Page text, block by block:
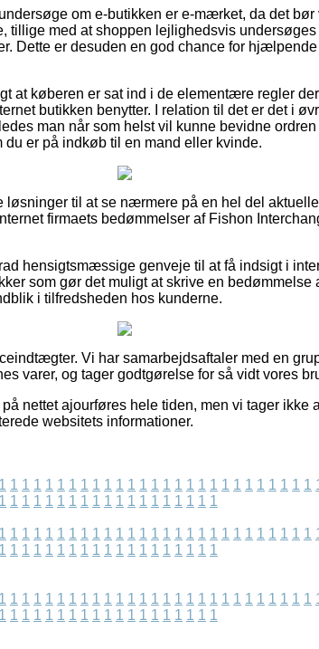
om e-butikken er e-mærket, da det
tillige med at shoppen lejlighedsvis
Dette er desuden en god chance for
at køberen er sat ind i de elementære regler
butikken benytter. I relation til det er det i
man når som helst vil kunne bevidne
er på indkøb til en mand eller kvinde.
løsninger til at se nærmere på en hel del
firmaets bedømmelser af Fishon
hensigtsmæssige genveje til at få indsigt i
som gør det muligt at skrive en bedømmelse
i tilfredsheden hos kunderne.
Vi har samarbejdsaftaler med en
varer, og tager godtgørelse for så vidt vores
nettet ajourføres hele tiden, men vi tager ikke
websitets informationer.
1 1 1 1 1 1 1 1 1 1 1 1 1 1 1 1 1 1 1 1 1 1 1 1 1 1 1
1 1 1 1 1 1 1 1 1 1 1 1 1 1 1 1 1 1 1
1 1 1 1 1 1 1 1 1 1 1 1 1 1 1 1 1 1 1 1 1 1 1 1 1 1 1
1 1 1 1 1 1 1 1 1 1 1 1 1 1 1 1 1 1 1
1 1 1 1 1 1 1 1 1 1 1 1 1 1 1 1 1 1 1 1 1 1 1 1 1 1 1
1 1 1 1 1 1 1 1 1 1 1 1 1 1 1 1 1 1 1